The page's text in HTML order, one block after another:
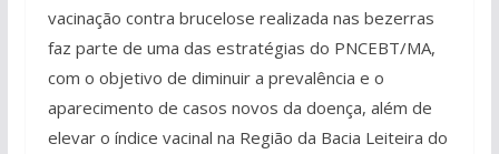
vacinação contra brucelose realizada nas bezerras
faz parte de uma das estratégias do PNCEBT/MA,
com o objetivo de diminuir a prevalência e o
aparecimento de casos novos da doença, além de
elevar o índice vacinal na Região da Bacia Leiteira do